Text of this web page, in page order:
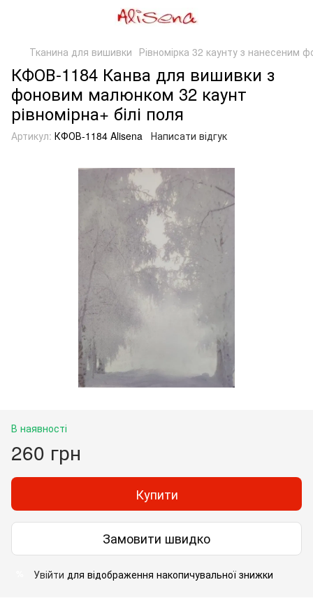
Тканина для вишивки Рівномірка 32 каунту з нанесеним
КФОВ-1184 Канва для вишивки з
фоновим малюнком 32 каунт
рівномірна+ білі поля
Артикул: КФОВ-1184 Alisena Написати відгук
В наявності
260 грн
Купити
Замовити швидко
Увійти для відображення накопичувальної знижки